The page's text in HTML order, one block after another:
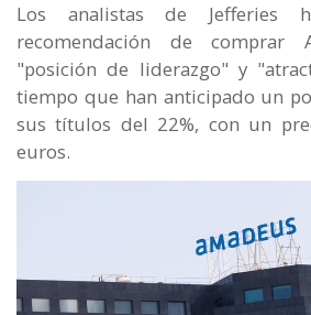
Los analistas de Jefferies
recomendación de comprar
"posición de liderazgo" y
tiempo que han anticipado un
sus títulos del 22%, con un
euros.